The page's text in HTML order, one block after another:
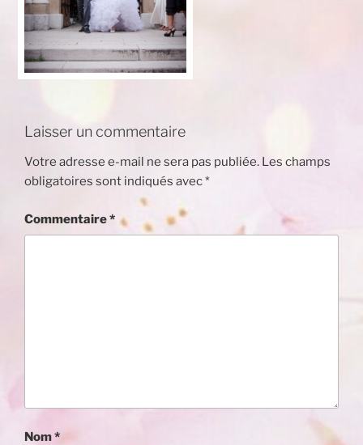
Laisser un commentaire
Votre adresse e-mail ne sera pas publiée. Les champs
obligatoires sont indiqués avec*
Commentaire*
Nom*